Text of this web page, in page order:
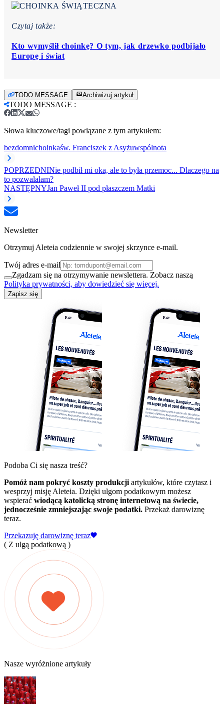
Czytaj także:
Kto wymyślił choinkę? O tym, jak drzewko podbijało
Europę i świat
TODO MESSAGE Archiwizuj artykuł
TODO MESSAGE :
Słowa kluczowe/tagi powiązane z tym artykułem:
bezdomnichoinkaśw. Franciszek z Asyżuwspólnota
POPRZEDNINie podbił mi oka, ale to była przemoc... Dlaczego na
to pozwalałam?
NASTĘPNYJan Paweł II pod płaszczem Matki
Newsletter
Otrzymuj Aleteia codziennie w swojej skrzynce e-mail.
Twój adres e-mail
Zgadzam się na otrzymywanie newslettera. Zobacz naszą
Polityka prywatności, aby dowiedzieć się więcej.
Zapisz się
Podoba Ci się nasza treść?
Pomóż nam pokryć koszty produkcji artykułów, które czytasz i
wesprzyj misję Aleteia. Dzięki ulgom podatkowym możesz
wspierać wiodącą katolicką stronę internetową na świecie,
jednocześnie zmniejszając swoje podatki. Przekaż darowiznę
teraz.
Przekazuję darowiznę teraz
( Z ulgą podatkową )
Nasze wyróżnione artykuły